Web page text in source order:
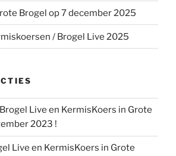
Brogel op 7 december 2025
/ Brogel Live 2025
Brogel Live en KermisKoers in Grote
2023 !
Live en KermisKoers in Grote